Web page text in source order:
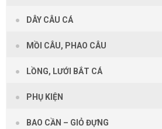
DÂY CÂU CÁ
MỒI CÂU, PHAO CÂU
LỒNG, LƯỚI BẮT CÁ
PHỤ KIỆN
BAO CẦN – GIỎ ĐỰNG